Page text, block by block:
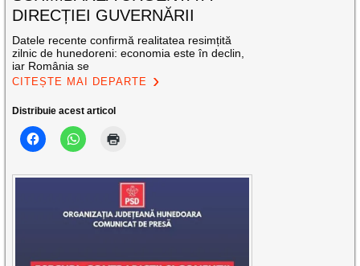
DIRECȚIEI GUVERNĂRII
Datele recente confirmă realitatea resimțită
zilnic de hunedoreni: economia este în declin,
iar România se
CITEȘTE MAI DEPARTE
Distribuie acest articol